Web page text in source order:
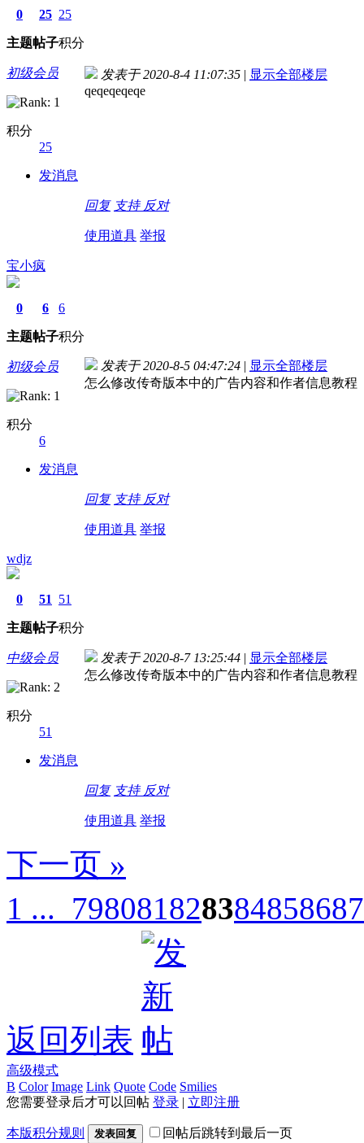
0
主题
25
帖子
25
积分
初级会员
积分
25
发消息
发表于 2020-8-4 11:07:35 | 显示全部楼层
qeqeqeqeqe
回复 支持 反对
使用道具 举报
宝小疯
0
主题
6
帖子
6
积分
初级会员
积分
6
发消息
发表于 2020-8-5 04:47:24 | 显示全部楼层
怎么修改传奇版本中的广告内容和作者信息教程
回复 支持 反对
使用道具 举报
wdjz
0
主题
51
帖子
51
积分
中级会员
积分
51
发消息
发表于 2020-8-7 13:25:44 | 显示全部楼层
怎么修改传奇版本中的广告内容和作者信息教程
回复 支持 反对
使用道具 举报
下一页 »
1 ... 798081828384858687
返回列表
高级模式
B Color Image Link Quote Code Smilies
您需要登录后才可以回帖 登录 | 立即注册
本版积分规则 发表回复 回帖后跳转到最后一页